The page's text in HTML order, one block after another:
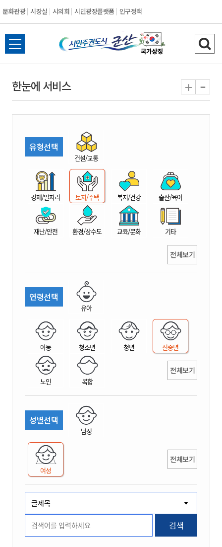
문화관광 시장실 시의회 시민광장플랫폼 인구정책
시
민
권
시
산
전
체
뉴
열
검
색
기
한눈에 서비스 + -
유형선택
건설/교통
경제/일자리 토지/주택 복지/건강 출산/육아
재난/안전 환경/상수도 교육/문화 기타
전체보기
연령선택
유아
아동 청소년 청년 신중년
노인 복합
전체보기
성별선택
남성
여성
전체보기
검색